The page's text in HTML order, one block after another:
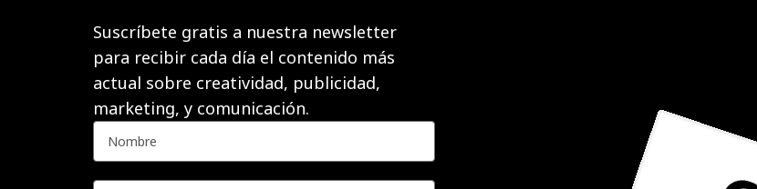
Suscríbete gratis a nuestra newsletter
para recibir cada día el contenido más
actual sobre creatividad, publicidad,
marketing, y comunicación.